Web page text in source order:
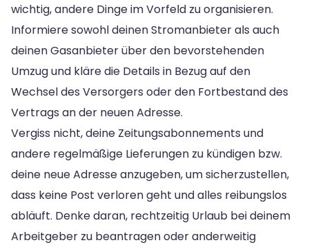
wichtig, andere Dinge im Vorfeld zu organisieren.
Informiere sowohl deinen Stromanbieter als auch
deinen Gasanbieter über den bevorstehenden
Umzug und kläre die Details in Bezug auf den
Wechsel des Versorgers oder den Fortbestand des
Vertrags an der neuen Adresse.
Vergiss nicht, deine Zeitungsabonnements und
andere regelmäßige Lieferungen zu kündigen bzw.
deine neue Adresse anzugeben, um sicherzustellen,
dass keine Post verloren geht und alles reibungslos
abläuft. Denke daran, rechtzeitig Urlaub bei deinem
Arbeitgeber zu beantragen oder anderweitig